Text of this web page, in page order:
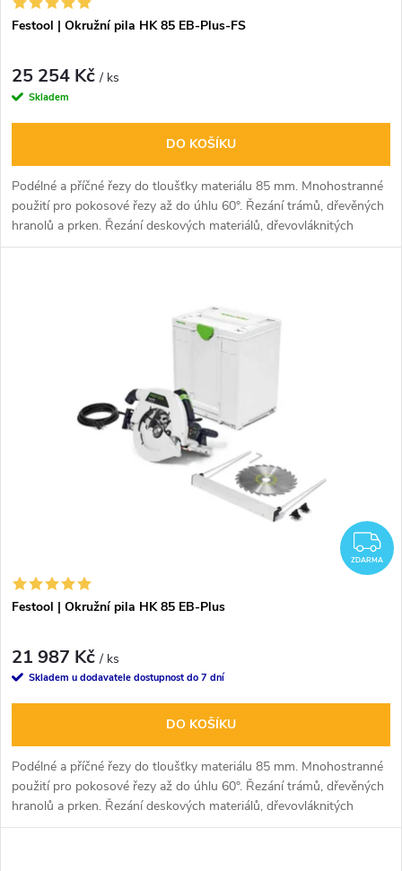
d
u
k
t
ů
d
u
k
t
ů
Festool | Okružní pila HK 85 EB-Plus-FS
25 254 Kč/ ks
Skladem
DO KOŠÍKU
Podélné a příčné řezy do tloušťky materiálu 85 mm. Mnohostranné
použití pro pokosové řezy až do úhlu 60°. Řezání trámů, dřevěných
hranolů a prken. Řezání deskových materiálů, dřevovláknitých
izolačních materiálů a sendvičových desek
ZDARMA
Festool | Okružní pila HK 85 EB-Plus
21 987 Kč/ ks
Skladem u dodavatele dostupnost do 7 dní
DO KOŠÍKU
Podélné a příčné řezy do tloušťky materiálu 85 mm. Mnohostranné
použití pro pokosové řezy až do úhlu 60°. Řezání trámů, dřevěných
hranolů a prken. Řezání deskových materiálů, dřevovláknitých
izolačních materiálů a sendvičových desek